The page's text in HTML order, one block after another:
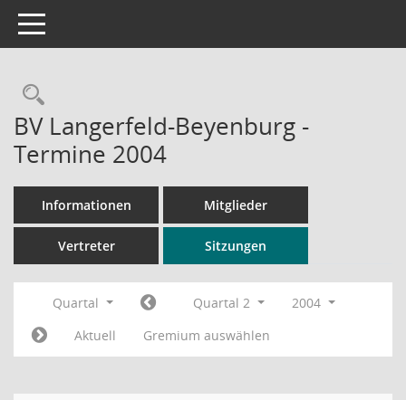
Toggle navigation
Rechercheauswahl
BV Langerfeld-Beyenburg -
Termine 2004
Informationen Mitglieder
Vertreter Sitzungen
Quartal Quartal 2
2004
Aktuell
Gremium auswählen